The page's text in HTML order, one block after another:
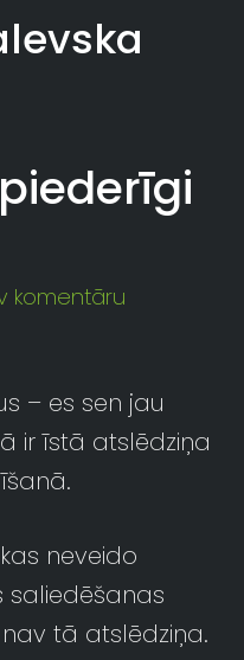
komentāru
– es sen jau
ir īstā atslēdziņa
neveido
saliedēšanas
nav tā atslēdziņa.